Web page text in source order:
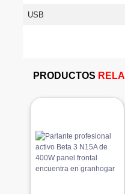
USB
PRODUCTOS